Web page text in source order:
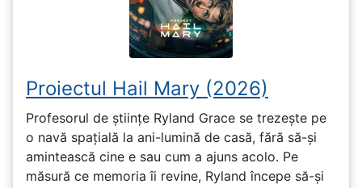
Proiectul Hail Mary (2026)
Profesorul de științe Ryland Grace se trezește pe
o navă spațială la ani-lumină de casă, fără să-și
amintească cine e sau cum a ajuns acolo. Pe
măsură ce memoria îi revine, Ryland începe să-și